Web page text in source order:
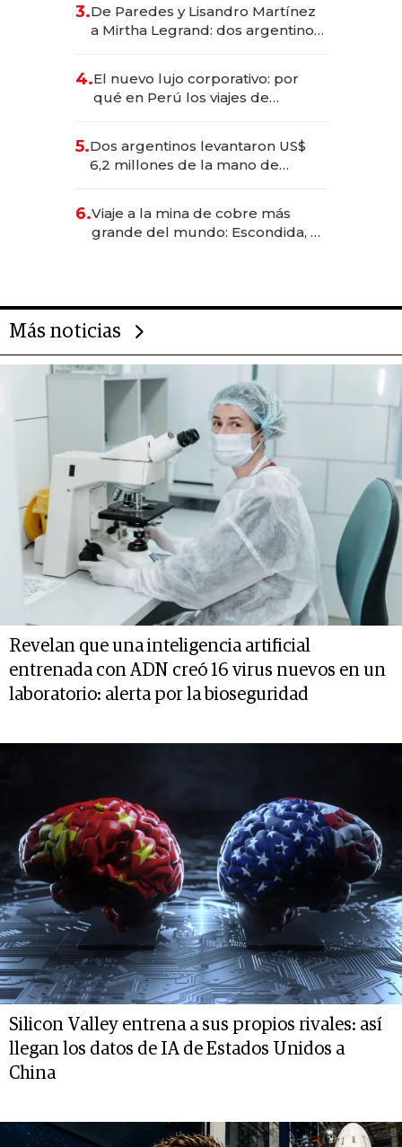
las marcas "fast premium"
3.De Paredes y Lisandro Martínez
a Mirtha Legrand: dos argentinos
4.El nuevo lujo corporativo: por
qué en Perú los viajes de
transformadoras
5.Dos argentinos levantaron US$
6,2 millones de la mano de
6.Viaje a la mina de cobre más
grande del mundo: Escondida, el
Más noticias
Revelan que una inteligencia artificial
entrenada con ADN creó 16 virus nuevos en un
laboratorio: alerta por la bioseguridad
Silicon Valley entrena a sus propios rivales: así
llegan los datos de IA de Estados Unidos a
China